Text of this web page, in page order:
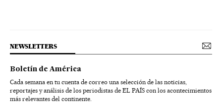
NEWSLETTERS
Boletín de América
Cada semana en tu cuenta de correo una selección de las noticias,
reportajes y análisis de los periodistas de EL PAÍS con los acontecimientos
más relevantes del continente.